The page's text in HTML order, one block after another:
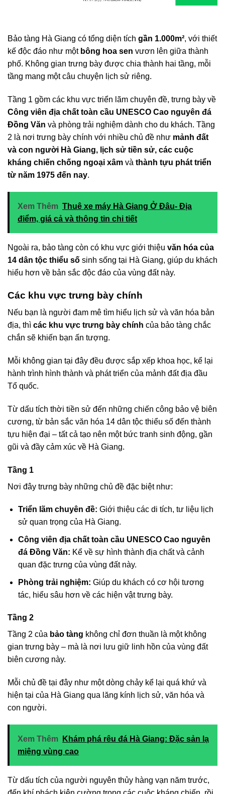
Bảo tàng Hà Giang có tổng diện tích gần 1.000m², với thiết
kế độc đáo như một bông hoa sen vươn lên giữa thành
phố. Không gian trưng bày được chia thành hai tầng, mỗi
tầng mang một câu chuyện lịch sử riêng.
Tầng 1 gồm các khu vực triển lãm chuyên đề, trưng bày về
Công viên địa chất toàn cầu UNESCO Cao nguyên đá
Đồng Văn và phòng trải nghiệm dành cho du khách. Tầng
2 là nơi trưng bày chính với nhiều chủ đề như mảnh đất
và con người Hà Giang, lịch sử tiền sử, các cuộc
kháng chiến chống ngoại xâm và thành tựu phát triển
từ năm 1975 đến nay.
Xem Thêm Thuê xe máy Hà Giang Ở Đâu- Địa
điểm, giá cả và thông tin chi tiết
Ngoài ra, bảo tàng còn có khu vực giới thiệu văn hóa của
14 dân tộc thiểu số sinh sống tại Hà Giang, giúp du khách
hiểu hơn về bản sắc độc đáo của vùng đất này.
Các khu vực trưng bày chính
Nếu bạn là người đam mê tìm hiểu lịch sử và văn hóa bản
địa, thì các khu vực trưng bày chính của bảo tàng chắc
chắn sẽ khiến bạn ấn tượng.
Mỗi không gian tại đây đều được sắp xếp khoa học, kể lại
hành trình hình thành và phát triển của mảnh đất địa đầu
Tổ quốc.
Từ dấu tích thời tiền sử đến những chiến công bảo vệ biên
cương, từ bản sắc văn hóa 14 dân tộc thiểu số đến thành
tựu hiện đại – tất cả tạo nên một bức tranh sinh động, gần
gũi và đầy cảm xúc về Hà Giang.
Tầng 1
Nơi đây trưng bày những chủ đề đặc biệt như:
Triển lãm chuyên đề: Giới thiệu các di tích, tư liệu lịch
sử quan trọng của Hà Giang.
Công viên địa chất toàn cầu UNESCO Cao nguyên
đá Đồng Văn: Kể về sự hình thành địa chất và cảnh
quan đặc trưng của vùng đất này.
Phòng trải nghiệm: Giúp du khách có cơ hội tương
tác, hiểu sâu hơn về các hiện vật trưng bày.
Tầng 2
Tầng 2 của bảo tàng không chỉ đơn thuần là một không
gian trưng bày – mà là nơi lưu giữ linh hồn của vùng đất
biên cương này.
Mỗi chủ đề tại đây như một dòng chảy kể lại quá khứ và
hiện tại của Hà Giang qua lăng kính lịch sử, văn hóa và
con người.
Xem Thêm
Khám phá rêu đá Hà Giang: Đặc sản lạ
miệng vùng cao
Từ dấu tích của người nguyên thủy hàng vạn năm trước,